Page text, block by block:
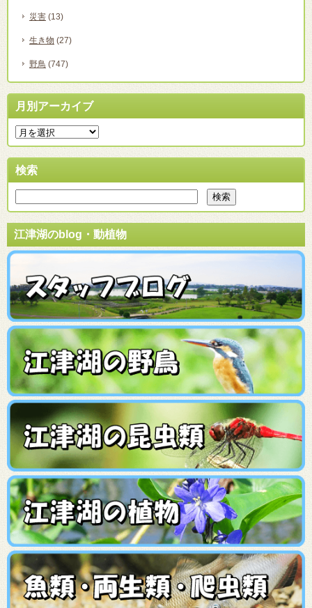
災害 (13)
生き物 (27)
野鳥 (747)
月別アーカイブ
検索
江津湖のblog・動植物